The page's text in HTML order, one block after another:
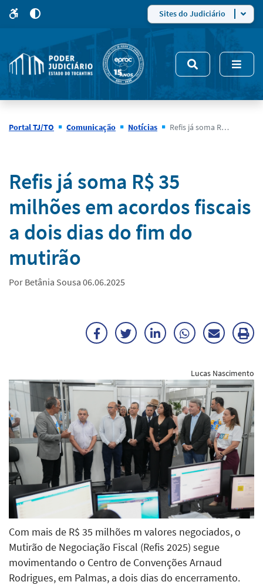
site
5
modo
de
alto
Sites do Judiciário
Portal TJ/TO Comunicação Notícias Refis já soma R$ 35 milhões em acordos fiscais a dois dias do fim do mutirão
Notícias
Refis já soma R$ 35
milhões em acordos fiscais
a dois dias do fim do
mutirão
Por Betânia Sousa 06.06.2025
FacebookTwitterLinkedInWhatsApp
Enviar
E-
mail
Lucas Nascimento
Com mais de R$ 35 milhões m valores negociados, o
Mutirão de Negociação Fiscal (Refis 2025) segue
movimentando o Centro de Convenções Arnaud
Rodrigues, em Palmas, a dois dias do encerramento.